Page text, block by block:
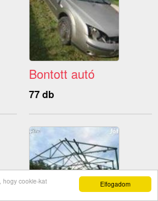
Elfogadom
hogy cookie-kat
Bontott autó
77 db